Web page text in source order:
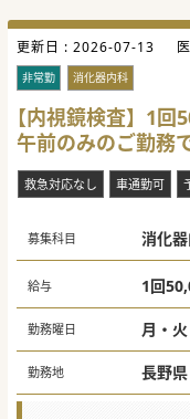
更新日 : 2026-07-13
非常勤 消化器内科
【内視鏡検査】1
午前のみのご勤務
救急対応なし 車通勤可
募集科目 消化
給与 1回
勤務曜日 月・
勤務地